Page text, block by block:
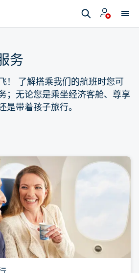
务
！ 了解搭乘我们的航班时您可
；无论您是乘坐经济客舱、尊享
是带着孩子旅行。